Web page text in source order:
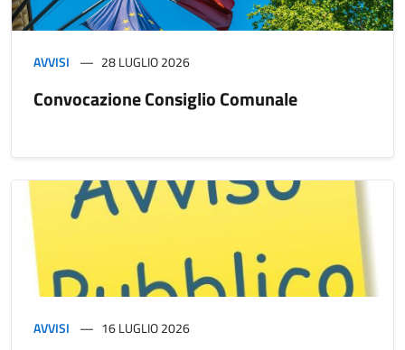
AVVISI 28 LUGLIO 2026
Convocazione Consiglio Comunale
AVVISI 16 LUGLIO 2026